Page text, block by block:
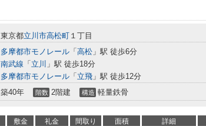
東京都立川市高松町 １丁目
多摩都市モノレール 「 高松 」駅 徒歩6分
南武線 「 立川 」駅 徒歩18分
多摩都市モノレール 「 立飛 」駅 徒歩12分
築40年 階数 2階建 構造 軽量鉄骨
敷金 礼金 間取り 面積 詳細